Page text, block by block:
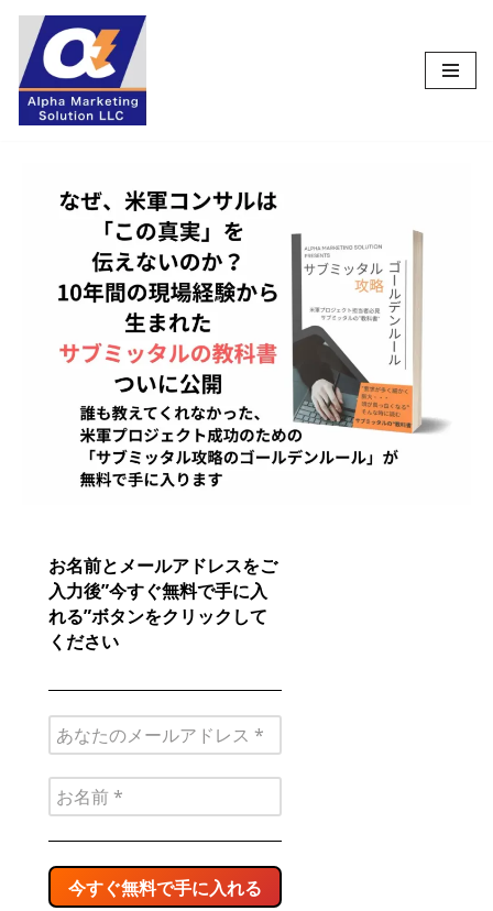
コ
ン
テ
お名前とメールアドレスをご
入力後”今すぐ無料で手に入
れる”ボタンをクリックして
ください